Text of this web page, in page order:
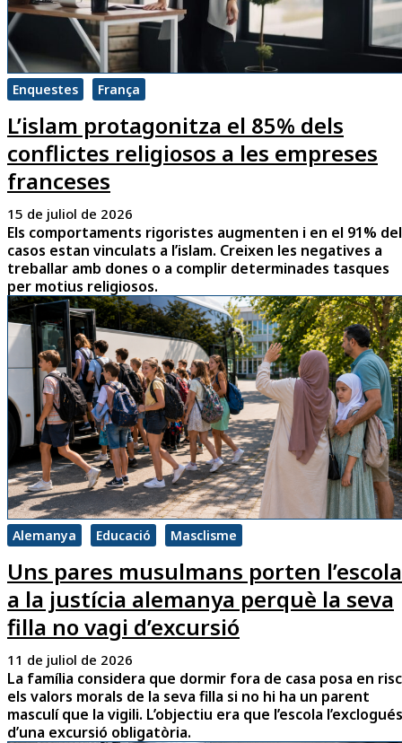
Enquestes França
L’islam protagonitza el 85% dels
conflictes religiosos a les empreses
franceses
15 de juliol de 2026
Els comportaments rigoristes augmenten i en el 91%
casos estan vinculats a l’islam. Creixen les negatives a
treballar amb dones o a complir determinades tasques
per motius religiosos.
Alemanya Educació Masclisme
Uns pares musulmans porten l’escola
a la justícia alemanya perquè la seva
filla no vagi d’excursió
11 de juliol de 2026
La família considera que dormir fora de casa posa en risc
els valors morals de la seva filla si no hi ha un parent
masculí que la vigili. L’objectiu era que l’escola l’exclogués
d’una excursió obligatòria.